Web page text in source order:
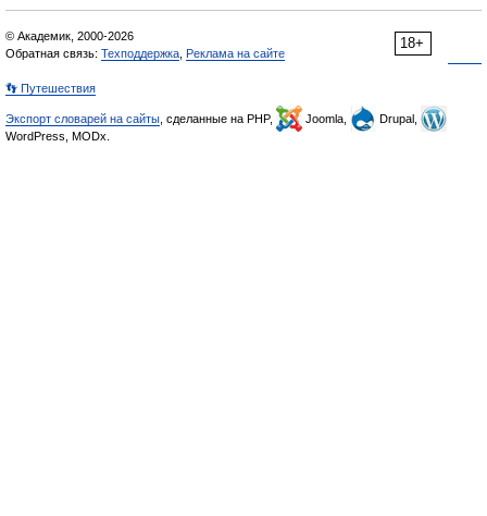
18+
© Академик, 2000-2026
Обратная связь: Техподдержка Реклама на сайте
👣 Путешествия
Экспорт словарей на сайты , сделанные на PHP, Joomla,
Drupal,
WordPress, MODx.